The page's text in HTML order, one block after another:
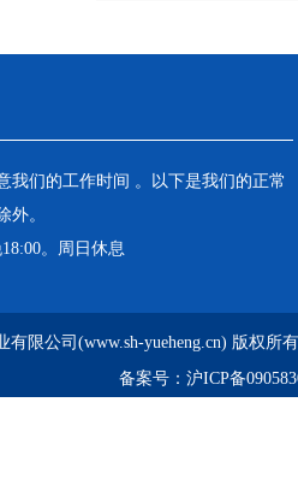
我们的工作时间 。以下是我们的正常
外。
。周日休息
有限公司(www.sh-yueheng.cn) 版权所
备案号： 沪ICP备